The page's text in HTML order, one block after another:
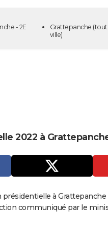
- 2E
Grattepanche
ville)
2022 à
à
communiqué par le